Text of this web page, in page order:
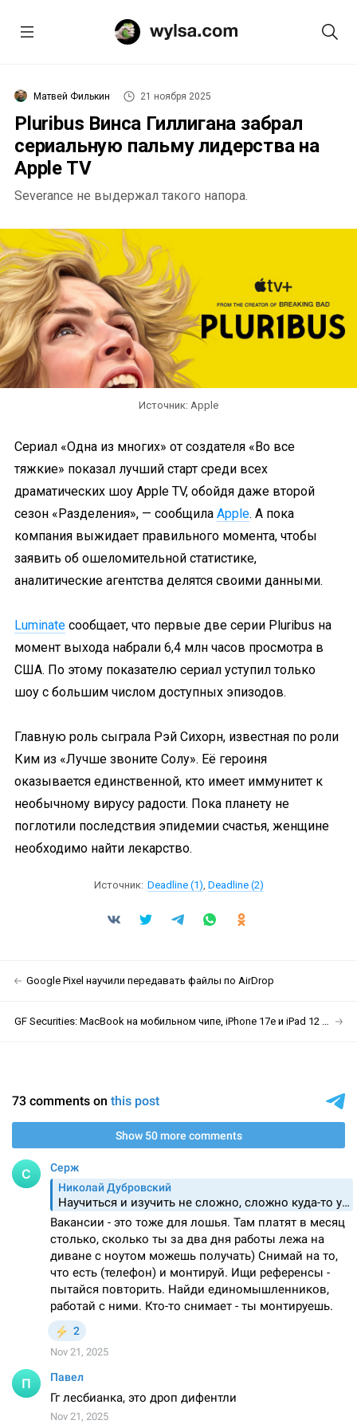
Матвей Филькин 21 ноября 2025
Pluribus Винса Гиллигана забрал
сериальную пальму лидерства на
Apple TV
Severance не выдержал такого напора.
Источник: Apple
Сериал «Одна из многих» от создателя «Во все
тяжкие» показал лучший старт среди всех
драматических шоу Apple TV, обойдя даже второй
сезон «Разделения», — сообщила Apple. А пока
компания выжидает правильного момента, чтобы
заявить об ошеломительной статистике,
аналитические агентства делятся своими данными.
Luminate сообщает, что первые две серии Pluribus на
момент выхода набрали 6,4 млн часов просмотра в
США. По этому показателю сериал уступил только
шоу с большим числом доступных эпизодов.
Главную роль сыграла Рэй Сихорн, известная по роли
Ким из «Лучше звоните Солу». Её героиня
оказывается единственной, кто имеет иммунитет к
необычному вирусу радости. Пока планету не
поглотили последствия эпидемии счастья, женщине
необходимо найти лекарство.
Источник: Deadline (1), Deadline (2)
Google Pixel научили передавать файлы по AirDrop
GF Securities: MacBook на мобильном чипе, iPhone 17e и iPad 12 выйдут в начале 2026 года